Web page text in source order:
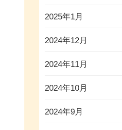
2025年1月
2024年12月
2024年11月
2024年10月
2024年9月